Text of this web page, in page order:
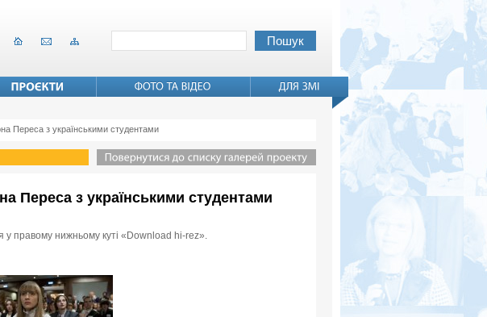
Переса з українськими студентами
Переса з українськими студентами
у правому нижньому куті «Download hi-rez».